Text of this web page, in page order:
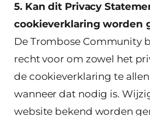
5. Kan dit Privacy
cookieverklaring worden
De Trombose Community
recht voor om zowel het
de cookieverklaring te
wanneer dat nodig is.
website bekend worden